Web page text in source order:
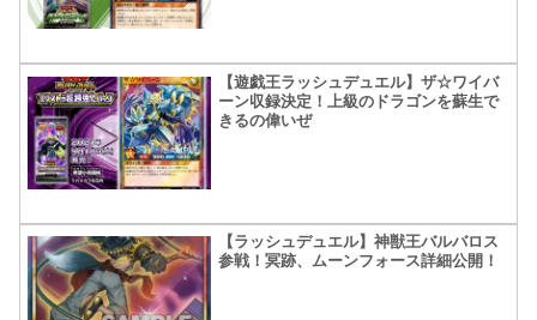
【遊戯王ラッシュデュエル】ザ☆ワイバ
ーン収録決定！上級のドラゴンを蘇生で
きるの偉いぜ
【ラッシュデュエル】神獣王バルバロス
参戦！冥跡、ムーンフォース詳細公開！